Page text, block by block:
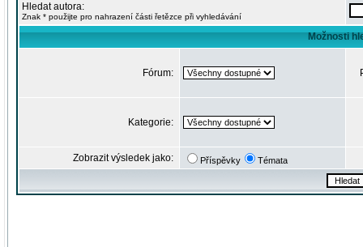
Hledat autora:
Znak * použijte pro nahrazení části řetězce při vyhledávání
Možnosti
Fórum:
Kategorie:
Zobrazit výsledek jako: Příspěvky Témata